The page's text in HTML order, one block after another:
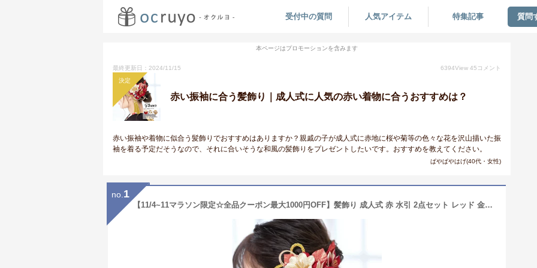
受付中の質問 人気アイテム 特集記事 質問
本ページはプロモーションを含みます
最終更新日：2024/11/15 6394View 45 コメント
決定
赤い振袖に合う髪飾り｜成人式に人気の赤い着物に合うおすすめは？
赤い振袖や着物に似合う髪飾りでおすすめはありますか？親戚の子が成人式に赤地に桜や菊等の色々な花を沢山描いた振
袖を着る予定だそうなので、それに合いそうな和風の髪飾りをプレゼントしたいです。おすすめを教えてください。
ぱやぱやはげ(40代・女性)
no. 1
【11/4~11マラソン限定☆全品クーポン最大1000円OFF】髪飾り 成人式 赤 水引 2点セット レッド 金色 桜 サクラ 花 コサージュ 組紐 玉飾り コーム式 Uピン式 ヘアアクセサリー 振袖向け 卒業式 日本製 和装 あす楽対応商品